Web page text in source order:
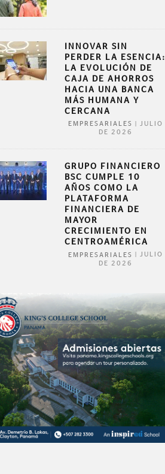
INNOVAR SIN
PERDER LA ESENCIA:
LA EVOLUCIÓN DE
CAJA DE AHORROS
HACIA UNA BANCA
MÁS HUMANA Y
CERCANA
EMPRESARIALES
JULIO
DE 2026
GRUPO FINANCIERO
BSC CUMPLE 10
AÑOS COMO LA
PLATAFORMA
FINANCIERA DE
MAYOR
CRECIMIENTO EN
CENTROAMÉRICA
EMPRESARIALES
JULIO
DE 2026